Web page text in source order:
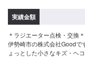
実績金額
＊ラジエーター点検・交換
伊勢崎市の株式会社Goodで
ょっとした小さなキズ・ヘ